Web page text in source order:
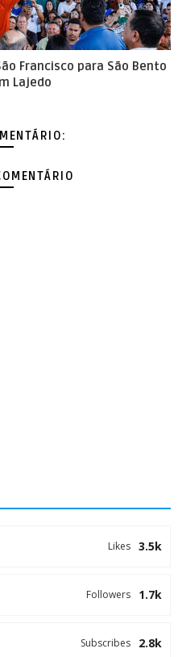
Francisco para São Bento
Lajedo
3.5k
Likes
1.7k
Followers
2.8k
Subscribes